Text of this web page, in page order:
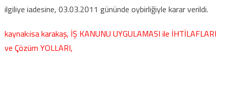
ilgiliye iadesine, 03.03.2011 gününde oybirliğiyle karar verildi.
kaynak:isa karakaş, İŞ KANUNU UYGULAMASI ile İHTİLAFLARI
ve Çözüm YOLLARI,